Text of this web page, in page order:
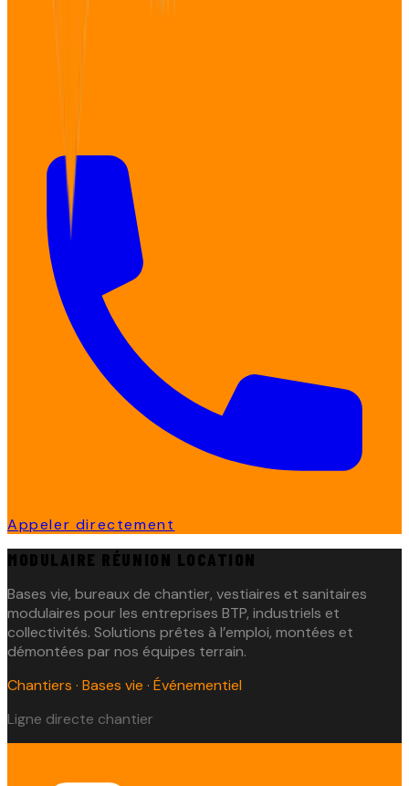
Appeler directement
MODULAIRE RÉUNION LOCATION
Bases vie, bureaux de chantier, vestiaires et sanitaires
modulaires pour les entreprises BTP, industriels et
collectivités. Solutions prêtes à l’emploi, montées et
démontées par nos équipes terrain.
Chantiers · Bases vie · Événementiel
Ligne directe chantier